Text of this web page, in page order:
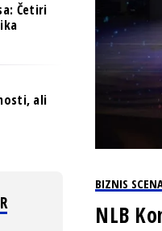
BIZNIS
NLB
Četiri
ali